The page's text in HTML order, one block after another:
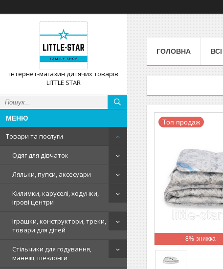
інтернет-магазин дитячих товарів
LITTLE STAR
Товари та послуги
Одяг для дівчаток
Ляльки, пупси, аксесуари
Килимки, каруселі, ходунки,
ігрові центри
Іграшки, конструктори, треки,
товари для дітей
Стільчики для годування,
манежі, шезлонги
ГОЛОВНА
–8%
Топ продаж